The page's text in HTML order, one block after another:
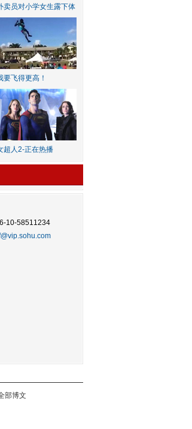
卖员对小学女生露下体
要飞得更高！
超人2-正在热播
10-58511234
部博文